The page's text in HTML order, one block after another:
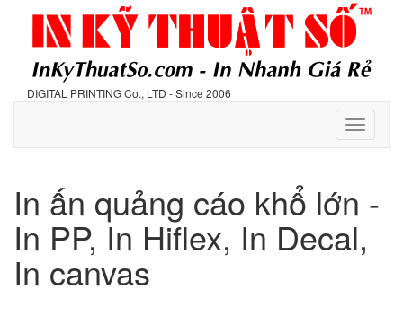
DIGITAL PRINTING Co., LTD - Since 2006
Toggle
In ấn quảng cáo khổ lớn -
In PP, In Hiflex, In Decal,
In canvas